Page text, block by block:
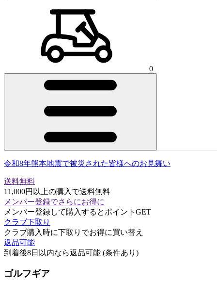
0
令和8年熊本地震で被災された皆様へのお見舞い
送料無料
11,000円以上の購入で送料無料
メンバー登録でさらにお得に
メンバー登録して購入するとポイントGET
クラブ下取り
クラブ購入時に下取りでお得に買い替え
返品可能
到着後8日以内なら返品可能 (条件あり)
ゴルフギア